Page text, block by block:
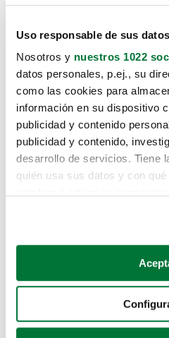
Uso responsable de sus datos
Nosotros y nuestros 1022
datos personales, p.ej., su
como las cookies para
información en su dispositivo
publicidad y contenido
publicidad y contenido,
desarrollo de servicios. Tiene
quién usa sus datos y con
Si lo permite, también
Recopilar información
Identificar su dispositivo
para buscar
Lo sentimos, no
te hemos traido
Pero puedes encontrar el
buscando en alguno de
Coches de segunda mano
Coches de km0